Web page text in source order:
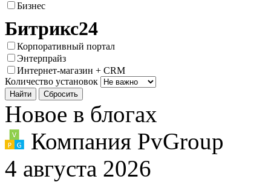
Бизнес
Битрикс24
Корпоративный портал
Энтерпрайз
Интернет-магазин + CRM
Количество установок
Новое в блогах
Компания PvGroup
4 августа 2026